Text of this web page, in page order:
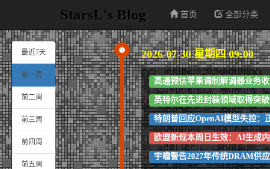
StarsL's Blog 首页 全部分类
2026-07-30 星期四 09:00
高通预估苹果调制解调器业务
英特尔在先进封装领域取得突
特朗普回应OpenAI模型失控：
欧盟新规本周日生效：AI生成
宇瞻警告2027年传统DRAM供
最近7天
前一周
前二周
前三周
前四周
前五周